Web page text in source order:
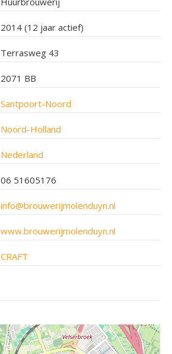
2014 (12 jaar actief)
Terrasweg 43
2071 BB
Santpoort-Noord
Noord-Holland
Nederland
06 51605176
info@brouwerijmolenduyn.nl
www.brouwerijmolenduyn.nl
CRAFT